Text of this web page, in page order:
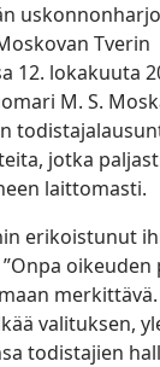
Tverin
12. lokakuuta
M. S.
jotka
laittomasti.
erikoistunut
valituksen,
todistajien